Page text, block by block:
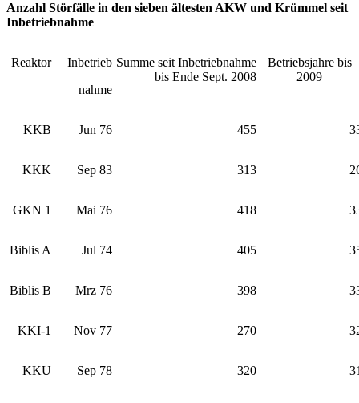
Anzahl Störfälle in den sieben ältesten AKW und Krümmel seit
Inbetriebnahme
Reaktor
Inbetrieb
nahme
Summe seit Inbetriebnahme
bis Ende Sept. 2008
Betriebsjahre bis
2009
KKB Jun 76 455
KKK Sep 83 313
GKN 1 Mai 76 418
Biblis A Jul 74 405
Biblis B Mrz 76 398
KKI-1 Nov 77 270
KKU Sep 78 320